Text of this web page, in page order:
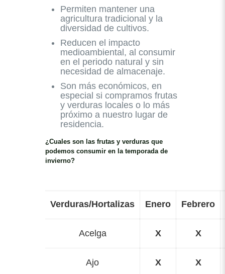
Permiten mantener una
agricultura tradicional y la
diversidad de cultivos.
Reducen el impacto
medioambiental, al consumir
en el periodo natural y sin
necesidad de almacenaje.
Son más económicos, en
especial si compramos frutas
y verduras locales o lo más
próximo a nuestro lugar de
residencia.
¿Cuales son las frutas y verduras que
podemos consumir en la temporada de
invierno?
Verduras/Hortalizas Enero Febrero
Acelga X X
Ajo X X